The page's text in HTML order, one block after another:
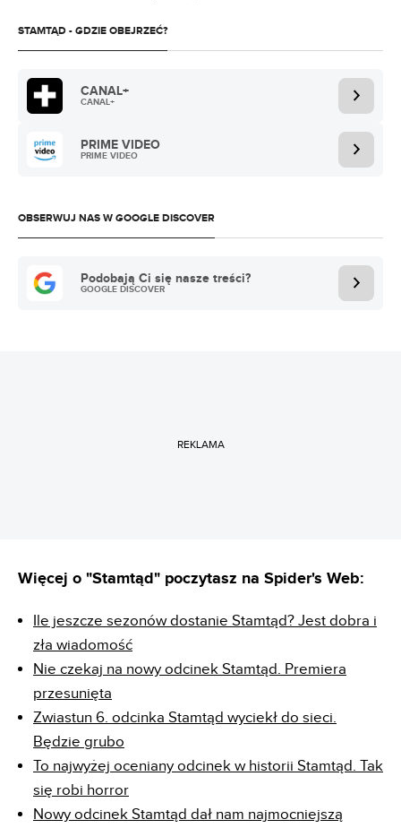
STAMTĄD - GDZIE OBEJRZEĆ?
CANAL+
CANAL+
PRIME VIDEO
PRIME VIDEO
OBSERWUJ NAS W GOOGLE DISCOVER
Podobają Ci się nasze treści?
GOOGLE DISCOVER
REKLAMA
Więcej o "Stamtąd" poczytasz na Spider's Web:
Ile jeszcze sezonów dostanie Stamtąd? Jest dobra i
zła wiadomość
Nie czekaj na nowy odcinek Stamtąd. Premiera
przesunięta
Zwiastun 6. odcinka Stamtąd wyciekł do sieci.
Będzie grubo
To najwyżej oceniany odcinek w historii Stamtąd. Tak
się robi horror
Nowy odcinek Stamtąd dał nam najmocniejszą